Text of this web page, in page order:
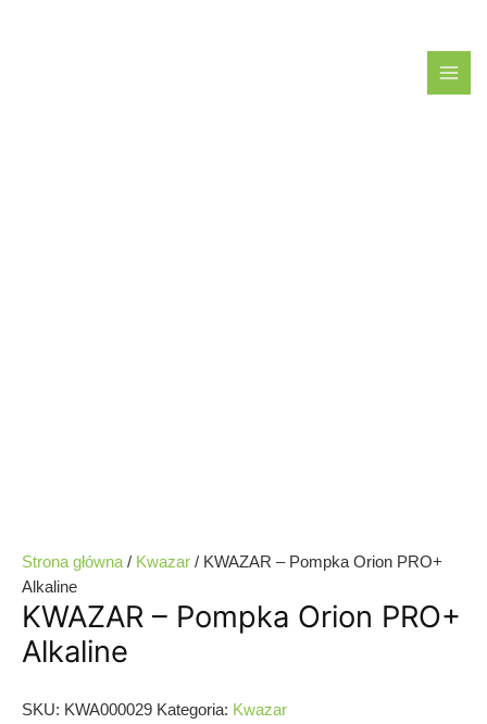
Strona główna / Kwazar / KWAZAR – Pompka Orion PRO+
Alkaline
KWAZAR – Pompka Orion PRO+
Alkaline
SKU: KWA000029 Kategoria: Kwazar